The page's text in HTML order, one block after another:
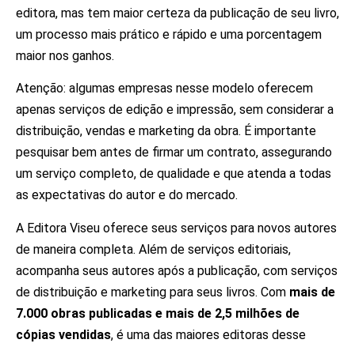
editora, mas tem maior certeza da publicação de seu livro,
um processo mais prático e rápido e uma porcentagem
maior nos ganhos.
Atenção: algumas empresas nesse modelo oferecem
apenas serviços de edição e impressão, sem considerar a
distribuição, vendas e marketing da obra. É importante
pesquisar bem antes de firmar um contrato, assegurando
um serviço completo, de qualidade e que atenda a todas
as expectativas do autor e do mercado.
A Editora Viseu oferece seus serviços para novos autores
de maneira completa. Além de serviços editoriais,
acompanha seus autores após a publicação, com serviços
de distribuição e marketing para seus livros. Com mais de
7.000 obras publicadas e mais de 2,5 milhões de
cópias vendidas, é uma das maiores editoras desse